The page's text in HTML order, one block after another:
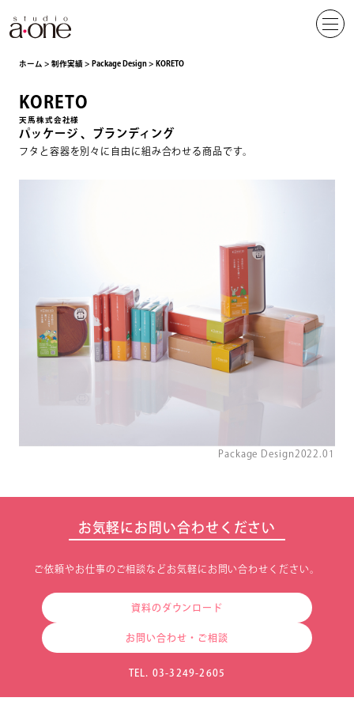
ホーム > 制作実績> Package Design> KORETO
KORETO
天馬株式会社様
パッケージ ブランディング
フタと容器を別々に自由に組み合わせる商品です。
Package Design2022.01
お気軽にお問い合わせください
ご依頼やお仕事のご相談などお気軽にお問い合わせください。
資料のダウンロード
お問い合わせ・ご相談
TEL. 03-3249-2605